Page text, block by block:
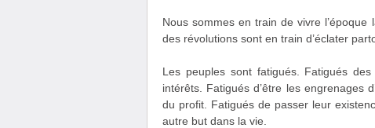
Nous sommes en train de vivre l’époque
des révolutions sont en train d’éclater
Les peuples sont fatigués. Fatigués
intérêts. Fatigués d’être les engrenages
du profit. Fatigués de passer leur
autre but dans la vie.